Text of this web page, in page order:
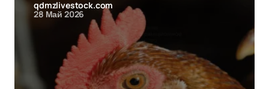
qdmzlivestock.com
28 Май 2026